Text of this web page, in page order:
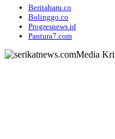
Beritabaru.co
Bolinggo.co
Progresnews.id
Pantura7.com